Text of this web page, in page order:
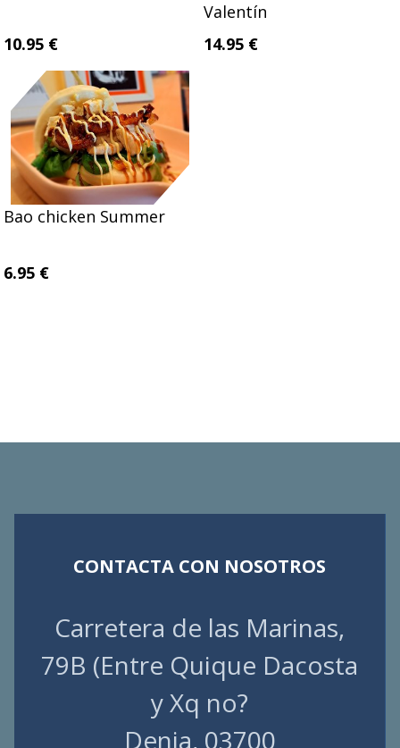
10.95 €
Valentín
14.95 €
Bao chicken Summer
6.95 €
CONTACTA CON NOSOTROS
Carretera de las Marinas,
79B (Entre Quique Dacosta
y Xq no?
Denia, 03700